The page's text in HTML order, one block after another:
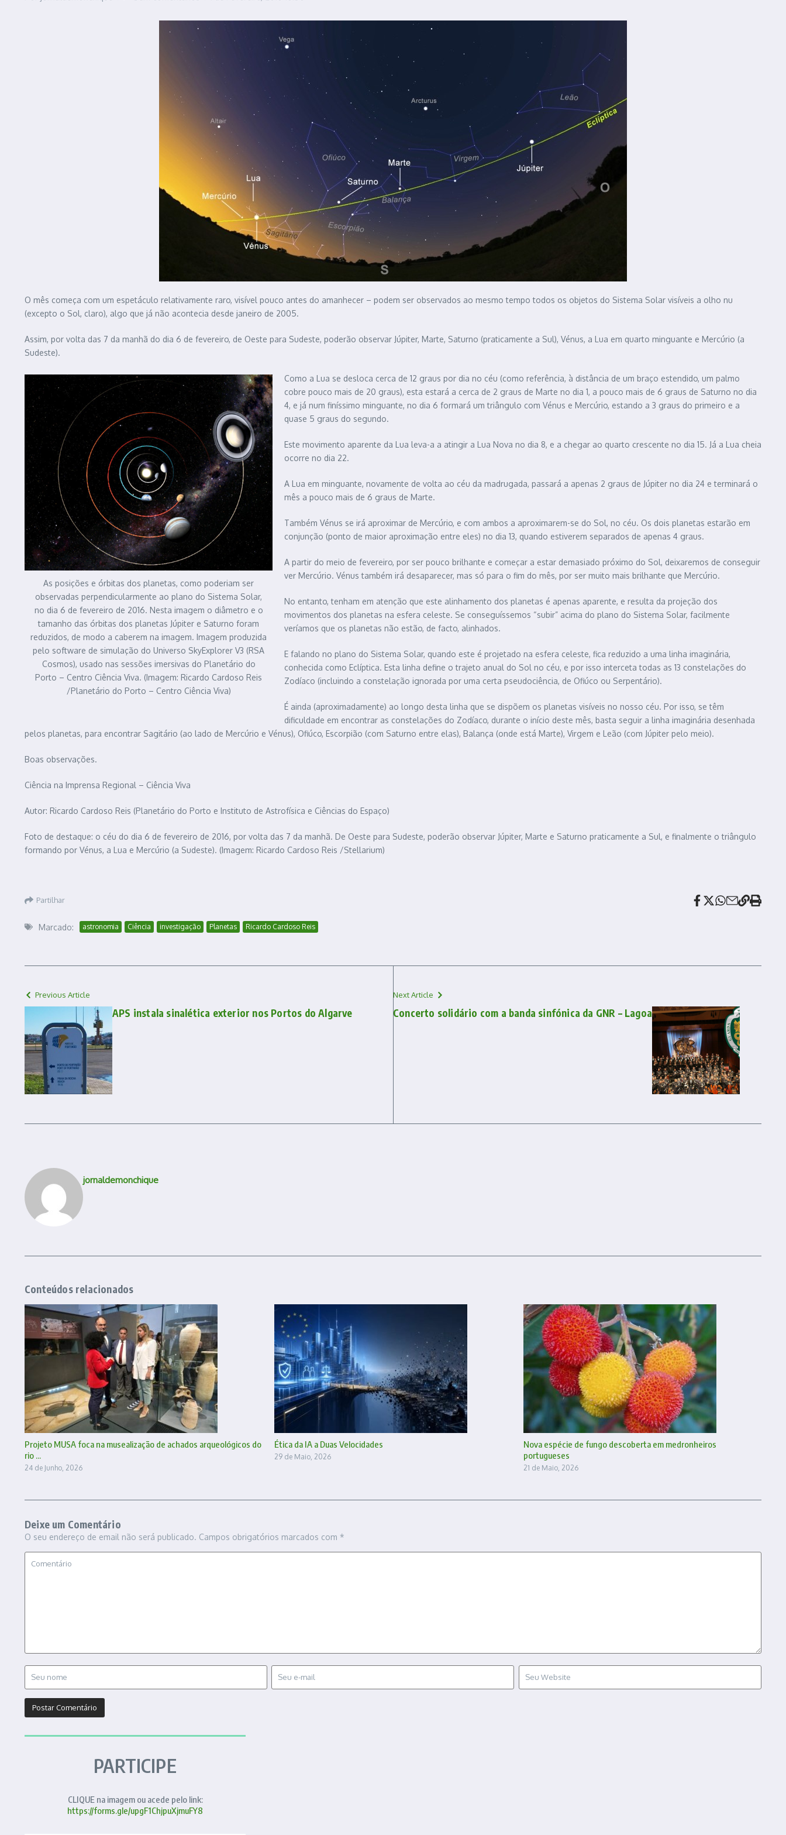
O mês começa com um espetáculo relativamente raro, visível pouco antes do amanhecer – podem ser observados ao mesmo tempo todos os objetos do Sistema Solar visíveis a olho nu
(excepto o Sol, claro), algo que já não acontecia desde janeiro de 2005.
Assim, por volta das 7 da manhã do dia 6 de fevereiro, de Oeste para Sudeste, poderão observar Júpiter, Marte, Saturno (praticamente a Sul), Vénus, a Lua em quarto minguante e Mercúrio (a
Sudeste).
As posições e órbitas dos planetas, como poderiam ser
observadas perpendicularmente ao plano do Sistema Solar,
no dia 6 de fevereiro de 2016. Nesta imagem o diâmetro e o
tamanho das órbitas dos planetas Júpiter e Saturno foram
reduzidos, de modo a caberem na imagem. Imagem produzida
pelo software de simulação do Universo SkyExplorer V3 (RSA
Cosmos), usado nas sessões imersivas do Planetário do
Porto – Centro Ciência Viva. (Imagem: Ricardo Cardoso Reis
/Planetário do Porto – Centro Ciência Viva)
Como a Lua se desloca cerca de 12 graus por dia no céu (como referência, à distância de um braço estendido, um palmo
cobre pouco mais de 20 graus), esta estará a cerca de 2 graus de Marte no dia 1, a pouco mais de 6 graus de Saturno no dia
4, e já num finíssimo minguante, no dia 6 formará um triângulo com Vénus e Mercúrio, estando a 3 graus do primeiro e a
quase 5 graus do segundo.
Este movimento aparente da Lua leva-a a atingir a Lua Nova no dia 8, e a chegar ao quarto crescente no dia 15. Já a Lua cheia
ocorre no dia 22.
A Lua em minguante, novamente de volta ao céu da madrugada, passará a apenas 2 graus de Júpiter no dia 24 e terminará o
mês a pouco mais de 6 graus de Marte.
Também Vénus se irá aproximar de Mercúrio, e com ambos a aproximarem-se do Sol, no céu. Os dois planetas estarão em
conjunção (ponto de maior aproximação entre eles) no dia 13, quando estiverem separados de apenas 4 graus.
A partir do meio de fevereiro, por ser pouco brilhante e começar a estar demasiado próximo do Sol, deixaremos de conseguir
ver Mercúrio. Vénus também irá desaparecer, mas só para o fim do mês, por ser muito mais brilhante que Mercúrio.
No entanto, tenham em atenção que este alinhamento dos planetas é apenas aparente, e resulta da projeção dos
movimentos dos planetas na esfera celeste. Se conseguíssemos “subir” acima do plano do Sistema Solar, facilmente
veríamos que os planetas não estão, de facto, alinhados.
E falando no plano do Sistema Solar, quando este é projetado na esfera celeste, fica reduzido a uma linha imaginária,
conhecida como Eclíptica. Esta linha define o trajeto anual do Sol no céu, e por isso interceta todas as 13 constelações do
Zodíaco (incluindo a constelação ignorada por uma certa pseudociência, de Ofiúco ou Serpentário).
É ainda (aproximadamente) ao longo desta linha que se dispõem os planetas visíveis no nosso céu. Por isso, se têm
dificuldade em encontrar as constelações do Zodíaco, durante o início deste mês, basta seguir a linha imaginária desenhada
pelos planetas, para encontrar Sagitário (ao lado de Mercúrio e Vénus), Ofiúco, Escorpião (com Saturno entre elas), Balança (onde está Marte), Virgem e Leão (com Júpiter pelo meio).
Boas observações.
Ciência na Imprensa Regional – Ciência Viva
Autor: Ricardo Cardoso Reis (Planetário do Porto e Instituto de Astrofísica e Ciências do Espaço)
Foto de destaque: o céu do dia 6 de fevereiro de 2016, por volta das 7 da manhã. De Oeste para Sudeste, poderão observar Júpiter, Marte e Saturno praticamente a Sul, e finalmente o triângulo
formando por Vénus, a Lua e Mercúrio (a Sudeste). (Imagem: Ricardo Cardoso Reis /Stellarium)
Partilhar
Marcado: astronomia Ciência investigação Planetas Ricardo Cardoso Reis
Previous Article
APS instala sinalética exterior nos Portos do Algarve
Next Article
Concerto solidário com a banda sinfónica da GNR – Lagoa
jornaldemonchique
Conteúdos relacionados
Projeto MUSA foca na musealização de achados arqueológicos do
rio ...
24 de Junho, 2026
Ética da IA a Duas Velocidades
29 de Maio, 2026
Nova espécie de fungo descoberta em medronheiros
portugueses
21 de Maio, 2026
Deixe um Comentário
O seu endereço de email não será publicado. Campos obrigatórios marcados com *
PARTICIPE
CLIQUE na imagem ou acede pelo link:
https://forms.gle/upgF1ChjpuXjmuFY8